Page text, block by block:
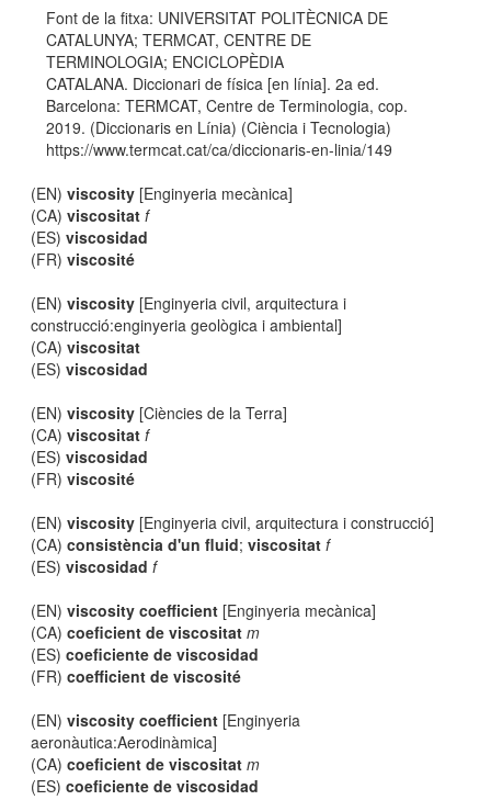
Font de la fitxa: UNIVERSITAT POLITÈCNICA DE
CATALUNYA; TERMCAT, CENTRE DE
TERMINOLOGIA; ENCICLOPÈDIA
CATALANA. Diccionari de física [en línia]. 2a ed.
Barcelona: TERMCAT, Centre de Terminologia, cop.
2019. (Diccionaris en Línia) (Ciència i Tecnologia)
https://www.termcat.cat/ca/diccionaris-en-linia/149
(EN)viscosity [Enginyeria mecànica]
(CA)viscositat f
(ES)viscosidad
(FR)viscosité
(EN)viscosity [Enginyeria civil, arquitectura i
construcció:enginyeria geològica i ambiental]
(CA)viscositat
(ES)viscosidad
(EN)viscosity [Ciències de la Terra]
(CA)viscositat f
(ES)viscosidad
(FR)viscosité
(EN)viscosity [Enginyeria civil, arquitectura i construcció]
(CA)consistència d'un fluid;viscositat f
(ES)viscosidad f
(EN)viscosity coefficient [Enginyeria mecànica]
(CA)coeficient de viscositat m
(ES)coeficiente de viscosidad
(FR)coefficient de viscosité
(EN)viscosity coefficient [Enginyeria
aeronàutica:Aerodinàmica]
(CA)coeficient de viscositat m
(ES)coeficiente de viscosidad